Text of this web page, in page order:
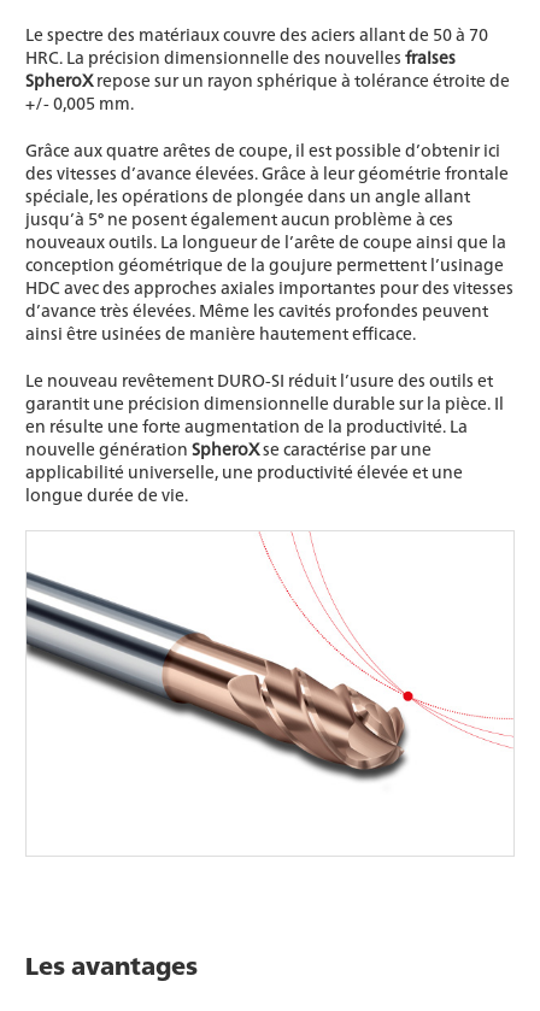
Le spectre des matériaux couvre des aciers allant de 50 à 70
HRC. La précision dimensionnelle des nouvelles fraises
SpheroXrepose sur un rayon sphérique à tolérance étroite de
+/- 0,005 mm.
Grâce aux quatre arêtes de coupe, il est possible d’obtenir ici
des vitesses d’avance élevées. Grâce à leur géométrie frontale
spéciale, les opérations de plongée dans un angle allant
jusqu’à 5° ne posent également aucun problème à ces
nouveaux outils. La longueur de l’arête de coupe ainsi que la
conception géométrique de la goujure permettent l’usinage
HDC avec des approches axiales importantes pour des vitesses
d’avance très élevées. Même les cavités profondes peuvent
ainsi être usinées de manière hautement efficace.
Le nouveau revêtement DURO-SI réduit l’usure des outils et
garantit une précision dimensionnelle durable sur la pièce. Il
en résulte une forte augmentation de la productivité. La
nouvelle génération SpheroXse caractérise par une
applicabilité universelle, une productivité élevée et une
longue durée de vie.
Les avantages